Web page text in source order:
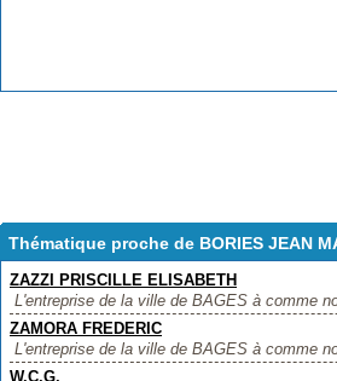
Thématique proche de BORIES JEAN
ZAZZI PRISCILLE ELISABETH
L'entreprise de la ville de BAGES à comme
ZAMORA FREDERIC
L'entreprise de la ville de BAGES à comme
W.C.G.